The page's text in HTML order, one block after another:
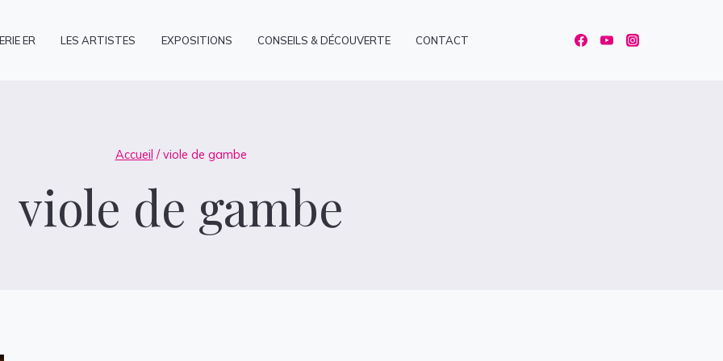
ER LES ARTISTES EXPOSITIONS CONSEILS & DÉCOUVERTE CONTACT
Accueil / viole de gambe
viole de gambe